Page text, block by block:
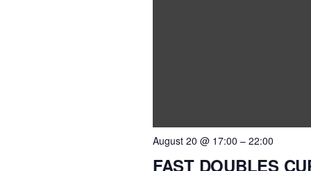
FAST DOUBLES
August 20 @ 17:00 – 22:00